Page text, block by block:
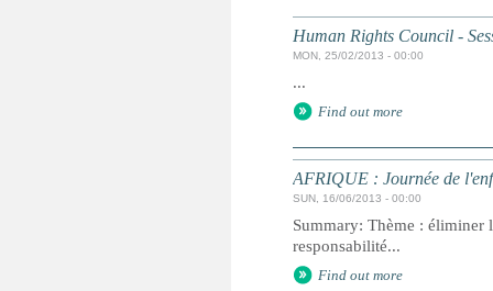
Human Rights Council -
MON, 25/02/2013 - 00:00
...
Find out more
AFRIQUE : Journée de
SUN, 16/06/2013 - 00:00
Summary: Thème : éliminer
responsabilité...
Find out more